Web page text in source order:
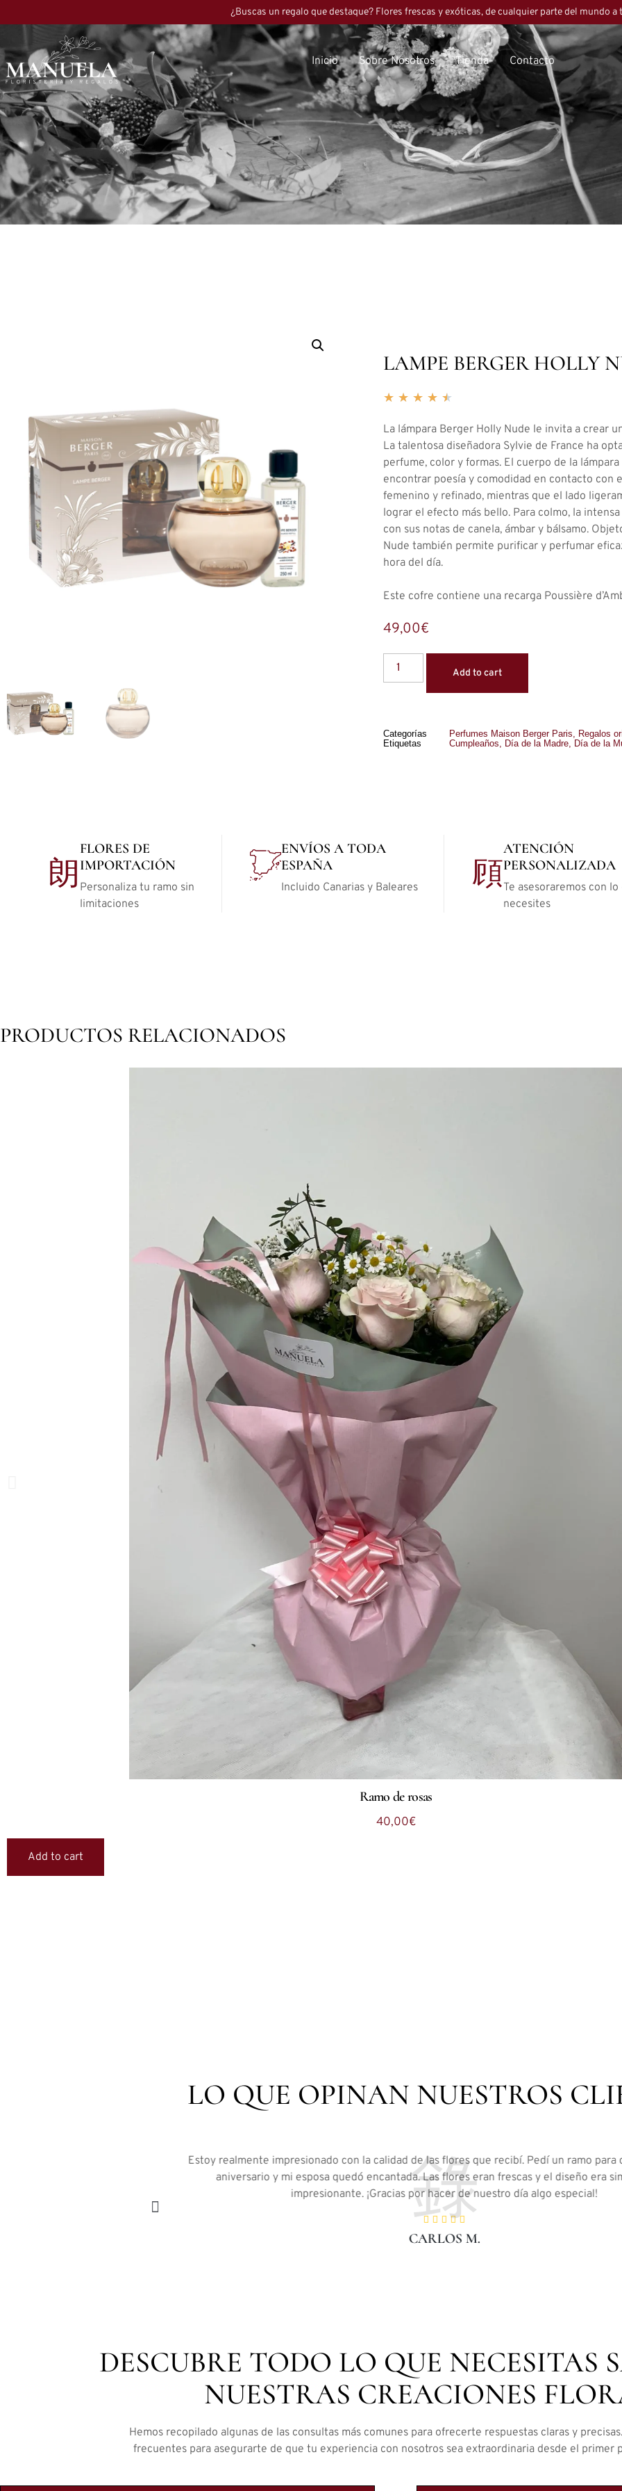
¿Buscas un regalo que destaque? Flores frescas y exóticas, de cualquier parte del mundo a
Inicio Sobre Nosotros Tienda Contacto
LAMPE BERGER HOLLY
★ ★ ★ ★ ★
La lámpara Berger Holly Nude le invita a crear
La talentosa diseñadora Sylvie de France ha
perfume, color y formas. El cuerpo de la
encontrar poesía y comodidad en contacto con
femenino y refinado, mientras que el lado
lograr el efecto más bello. Para colmo, la
con sus notas de canela, ámbar y bálsamo.
Nude también permite purificar y perfumar
hora del día.
Este cofre contiene una recarga Poussière
49,00€
Add to cart
Categorías Perfumes Maison Berger Paris, Regalos
Etiquetas
Cumpleaños, Día de la Madre, Día de la
FLORES DE
IMPORTACIÓN
Personaliza tu ramo sin
limitaciones
ENVÍOS A TODA
ESPAÑA
Incluido Canarias y Baleares
ATENCIÓN
PERSONALIZADA
Te asesoraremos con lo
necesites
PRODUCTOS RELACIONADOS
Ramo de rosas
40,00€
Add to cart
LO QUE OPINAN NUESTROS
Estoy realmente impresionado con la calidad de las flores que recibí. Pedí un ramo para
aniversario y mi esposa quedó encantada. Las flores eran frescas y el diseño era
impresionante. ¡Gracias por hacer de nuestro día algo especial!
CARLOS M.
DESCUBRE TODO LO QUE NECESITAS
NUESTRAS CREACIONES
Hemos recopilado algunas de las consultas más comunes para ofrecerte respuestas claras y
frecuentes para asegurarte de que tu experiencia con nosotros sea extraordinaria desde el primer